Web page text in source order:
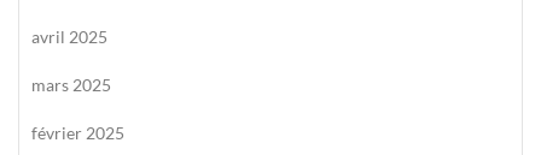
avril 2025
mars 2025
février 2025